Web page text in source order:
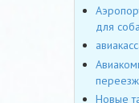
для
Новые